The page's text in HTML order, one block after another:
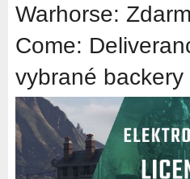
Warhorse:
Come:
vybrané backery